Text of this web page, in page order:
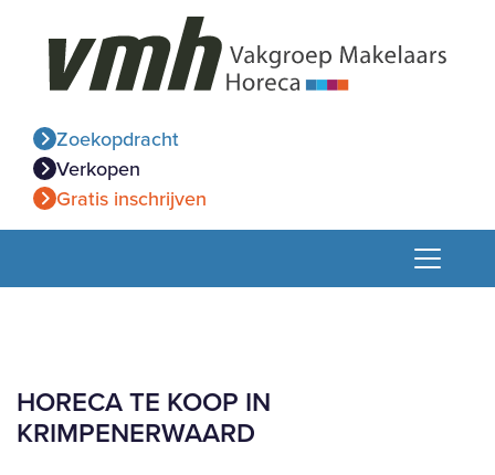
Zoekopdracht
Verkopen
Gratis inschrijven
HORECA TE KOOP IN
KRIMPENERWAARD